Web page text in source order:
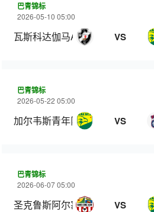
巴青锦标
2026-05-10 05:00
瓦斯科达伽马AC U20 VS
巴青锦标
2026-05-22 05:00
加尔韦斯青年队 VS
巴青锦标
2026-06-07 05:00
圣克鲁斯阿尔塞U20 VS